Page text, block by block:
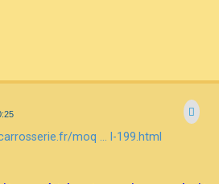
moq ... l-199.html